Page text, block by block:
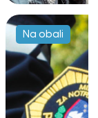
Na obali